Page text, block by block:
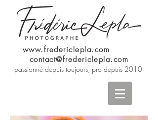
www.fredericlepla.com
contact@fredericlepla.com
passionné depuis toujours, pro depuis 2010